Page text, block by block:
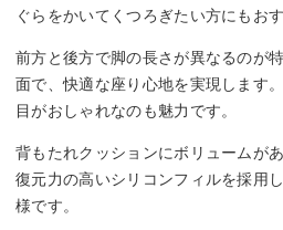
ぐらをかいてくつろぎたい方にもおす
前方と後方で脚の長さが異なるのが
面で、快適な座り心地を実現します
目がおしゃれなのも魅力です。
背もたれクッションにボリュームが
復元力の高いシリコンフィルを採用
様です。